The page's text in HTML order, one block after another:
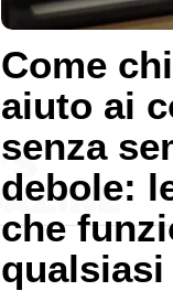
Come
aiuto ai
senza
debole:
che